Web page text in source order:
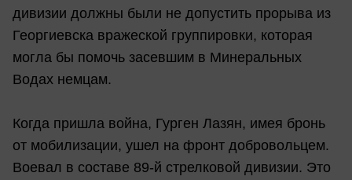
дивизии должны были не допустить прорыва из
Георгиевска вражеской группировки, которая
могла бы помочь засевшим в Минеральных
Водах немцам.
Когда пришла война, Гурген Лазян, имея бронь
от мобилизации, ушел на фронт добровольцем.
Воевал в составе 89-й стрелковой дивизии. Это